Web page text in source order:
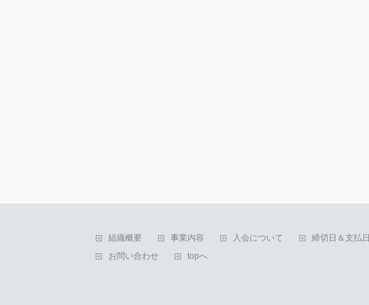
組織概要 事業内容 入会について 締切日＆支払日
お問い合わせ
topへ